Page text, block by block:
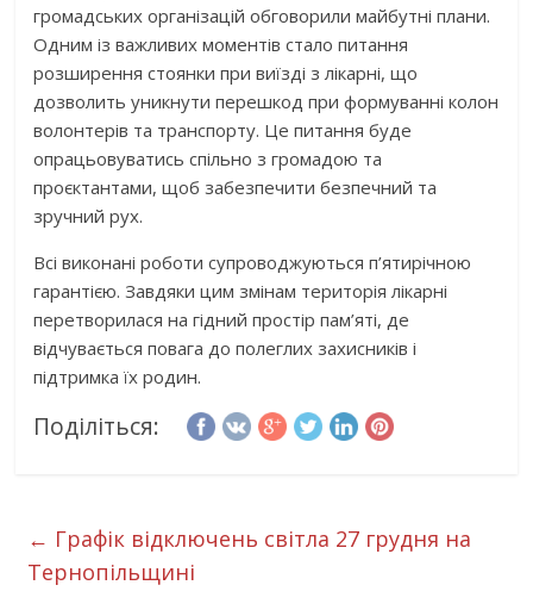
громадських організацій обговорили майбутні плани.
Одним із важливих моментів стало питання
розширення стоянки при виїзді з лікарні, що
дозволить уникнути перешкод при формуванні колон
волонтерів та транспорту. Це питання буде
опрацьовуватись спільно з громадою та
проєктантами, щоб забезпечити безпечний та
зручний рух.
Всі виконані роботи супроводжуються п’ятирічною
гарантією. Завдяки цим змінам територія лікарні
перетворилася на гідний простір пам’яті, де
відчувається повага до полеглих захисників і
підтримка їх родин.
Поділіться:
← Графік відключень світла 27 грудня на
Тернопільщині